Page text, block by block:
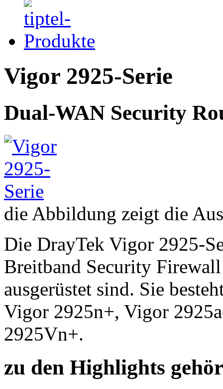
Vigor 2925-Serie
Dual-WAN Security
die Abbildung zeigt die
Die DrayTek Vigor 2925-
Breitband Security
ausgerüstet sind. Sie
Vigor 2925n+, Vigor
2925Vn+.
zu den Highlights